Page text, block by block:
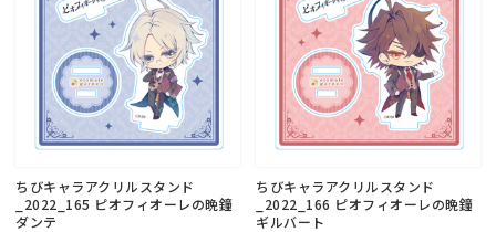
ちびキャラアクリルスタンド
_2022_165 ピオフィオーレの晩鐘
ダンテ
ちびキャラアクリルスタンド
_2022_166 ピオフィオーレの晩鐘
ギルバート